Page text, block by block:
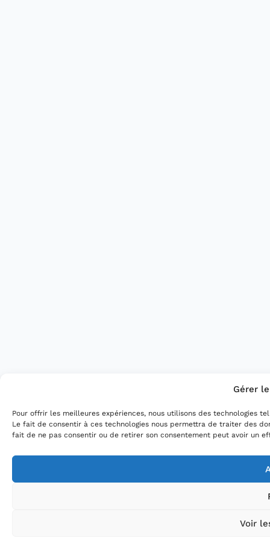
Gérer
Pour offrir les meilleures expériences, nous utilisons des technologies
Le fait de consentir à ces technologies nous permettra de traiter des
fait de ne pas consentir ou de retirer son consentement peut avoir un
Voir